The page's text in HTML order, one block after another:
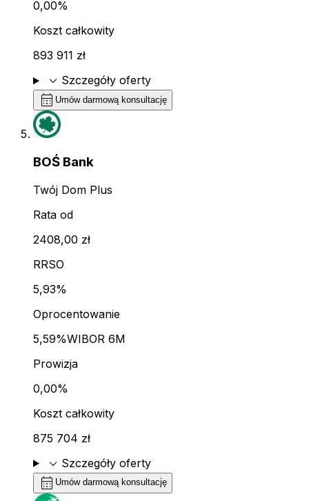
0,00%
Koszt całkowity
893 911 zł
expand_more Szczegóły oferty
calendar_month Umów darmową konsultację
BOŚ Bank
Twój Dom Plus
Rata od
2408,00 zł
RRSO
5,93%
Oprocentowanie
5,59%WIBOR 6M
Prowizja
0,00%
Koszt całkowity
875 704 zł
expand_more Szczegóły oferty
calendar_month Umów darmową konsultację